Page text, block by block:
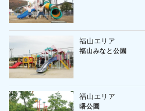
福山エリア
福山みなと公園
福山エリア
曙公園